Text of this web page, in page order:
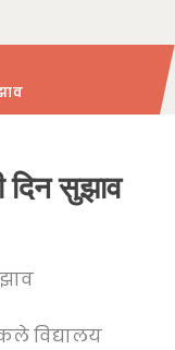
दिन सुझाव
विद्यालय